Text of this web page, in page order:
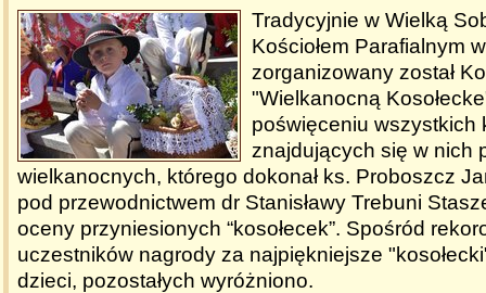
Tradycyjnie w Wielką
Kościołem Parafialnym
zorganizowany został
"Wielkanocną
poświęceniu wszystkich
znajdujących się w nich
wielkanocnych, którego dokonał ks. Proboszcz
pod przewodnictwem dr Stanisławy Trebuni
oceny przyniesionych “kosołecek”. Spośród
uczestników nagrody za najpiękniejsze
dzieci, pozostałych wyróżniono.